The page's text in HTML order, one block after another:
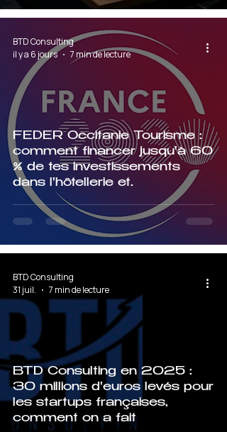
FEDER Occitanie Tourisme :
comment financer jusqu'à 60
% de tes investissements
dans l'hôtellerie et
l'hébergement touristique
BTD Consulting
il y a 6 jours
7 min de lecture
BTD Consulting en 2025 :
30 millions d'euros levés pour
les startups françaises,
comment on a fait
BTD Consulting
31 juil.
7 min de lecture